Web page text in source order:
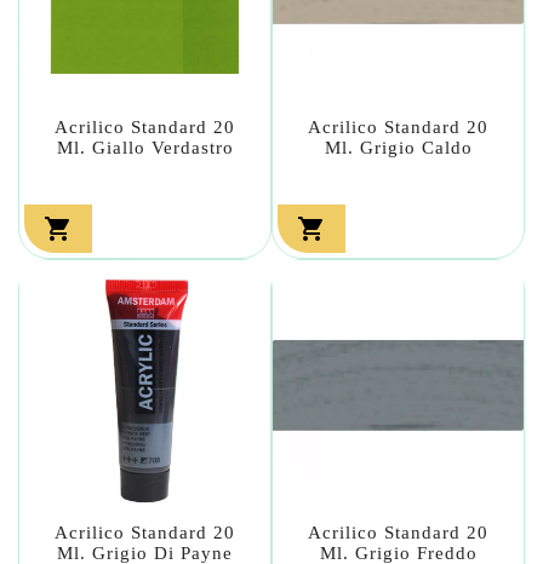
Acrilico Standard 20
Ml. Giallo Verdastro

Acrilico Standard 20
Ml. Grigio Caldo

Acrilico Standard 20
Ml. Grigio Di Payne
Acrilico Standard 20
Ml. Grigio Freddo